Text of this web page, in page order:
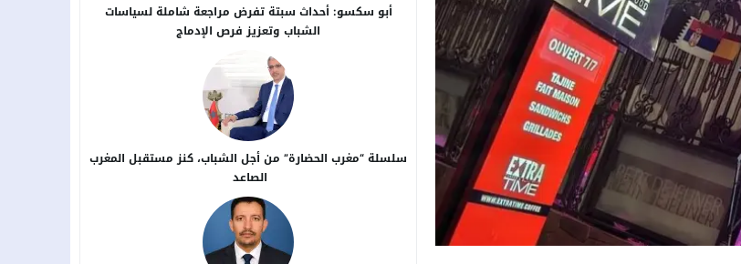
أبو سكسو: أحداث سبتة تفرض مراجعة شاملة لسياسات
الشباب وتعزيز فرص الإدماج
سلسلة “مغرب الحضارة” من أجل ​الشباب، كنز مستقبل المغرب
الصاعد